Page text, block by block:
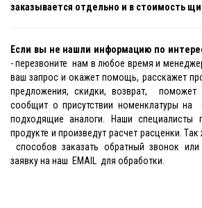
заказывается отдельно и в стоимость
Если вы не нашли информацию по
- перезвоните нам в любое время и
ваш запрос и окажет помощь, расскажет
предложения, скидки, возврат, поможет
сообщит о присутствии номенклатуры на
подходящие аналоги. Наши специалисты
продукте и произведут расчет расценки.
способов заказать обратный звонок
заявку на наш EMAIL для обработки.